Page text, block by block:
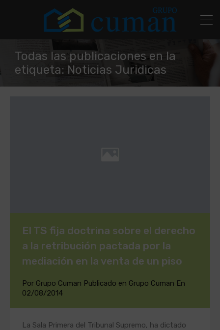
Todas las publicaciones en la
etiqueta: Noticias Juridicas
El TS fija doctrina sobre el derecho
a la retribución pactada por la
mediación en la venta de un piso
Por Grupo Cuman Publicado en Grupo Cuman En
02/08/2014
La Sala Primera del Tribunal Supremo, ha dictado